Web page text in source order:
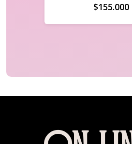
$155.000